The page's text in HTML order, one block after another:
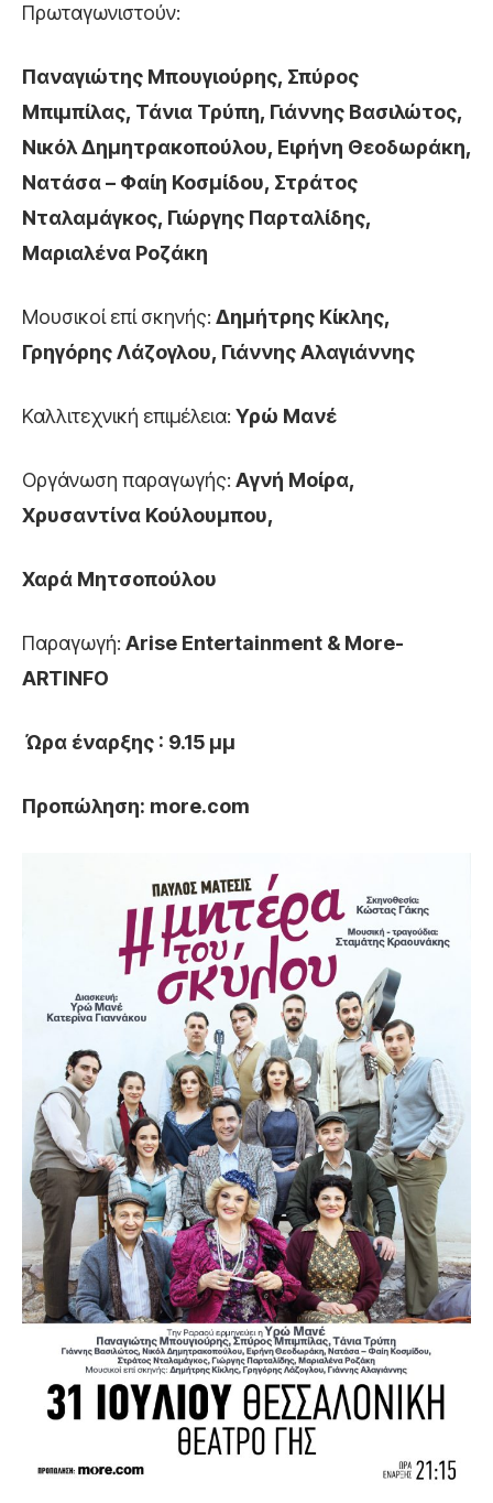
Πρωταγωνιστούν:
Παναγιώτης Μπουγιούρης, Σπύρος
Μπιμπίλας, Τάνια Τρύπη, Γιάννης Βασιλώτος,
Νικόλ Δημητρακοπούλου, Ειρήνη Θεοδωράκη,
Νατάσα – Φαίη Κοσμίδου, Στράτος
Νταλαμάγκος, Γιώργης Παρταλίδης,
Μαριαλένα Ροζάκη
Μουσικοί επί σκηνής: Δημήτρης Κίκλης,
Γρηγόρης Λάζογλου, Γιάννης Αλαγιάννης
Καλλιτεχνική επιμέλεια: Υρώ Μανέ
Οργάνωση παραγωγής: Αγνή Μοίρα,
Χρυσαντίνα Κούλουμπου,
Χαρά Μητσοπούλου
Παραγωγή: Arise Entertainment & More-
ARTINFO
Ώρα έναρξης : 9.15 μμ
Προπώληση: more.com